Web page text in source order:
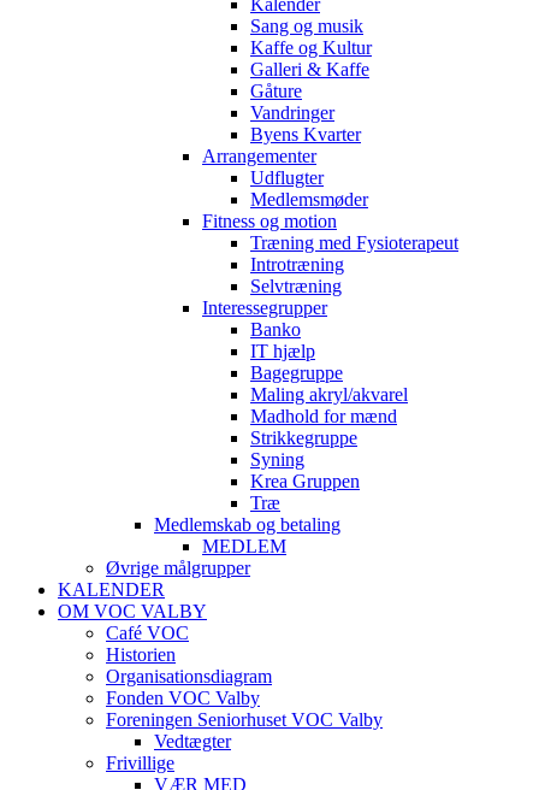
Kalender
Sang og musik
Kaffe og Kultur
Galleri & Kaffe
Gåture
Vandringer
Byens Kvarter
Arrangementer
Udflugter
Medlemsmøder
Fitness og motion
Træning med Fysioterapeut
Introtræning
Selvtræning
Interessegrupper
Banko
IT hjælp
Bagegruppe
Maling akryl/akvarel
Madhold for mænd
Strikkegruppe
Syning
Krea Gruppen
Træ
Medlemskab og betaling
MEDLEM
Øvrige målgrupper
KALENDER
OM VOC VALBY
Café VOC
Historien
Organisationsdiagram
Fonden VOC Valby
Foreningen Seniorhuset VOC Valby
Vedtægter
Frivillige
VÆR MED